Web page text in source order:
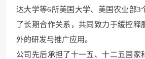
达大学等6所美国大学、美国农业部3
了长期合作关系，共同致力于缓控释
外的研发与推广应用。
公司先后承担了十一五、十二五国家